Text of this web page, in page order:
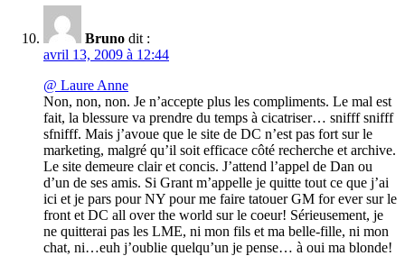
Bruno dit :
avril 13, 2009 à 12:44
@ Laure Anne
Non, non, non. Je n’accepte plus les compliments. Le mal est
fait, la blessure va prendre du temps à cicatriser… snifff snifff
sfnifff. Mais j’avoue que le site de DC n’est pas fort sur le
marketing, malgré qu’il soit efficace côté recherche et archive.
Le site demeure clair et concis. J’attend l’appel de Dan ou
d’un de ses amis. Si Grant m’appelle je quitte tout ce que j’ai
ici et je pars pour NY pour me faire tatouer GM for ever sur le
front et DC all over the world sur le coeur! Sérieusement, je
ne quitterai pas les LME, ni mon fils et ma belle-fille, ni mon
chat, ni…euh j’oublie quelqu’un je pense… à oui ma blonde!